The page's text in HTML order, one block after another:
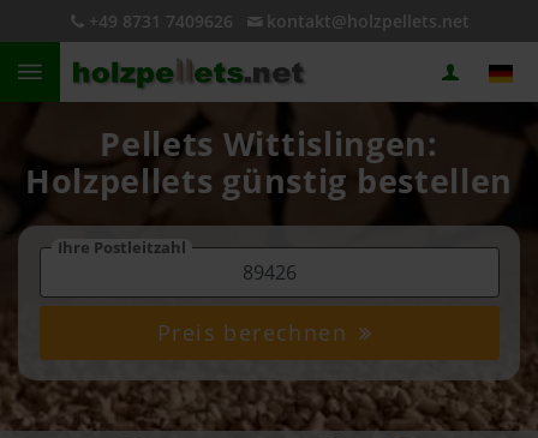
+49 8731 7409626 kontakt@holzpellets.net
Pellets Wittislingen:
Holzpellets günstig bestellen
Ihre Postleitzahl
Preis berechnen